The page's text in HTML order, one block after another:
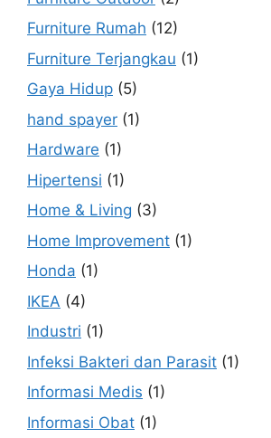
Furniture Rumah (12)
Furniture Terjangkau (1)
Gaya Hidup (5)
hand spayer (1)
Hardware (1)
Hipertensi (1)
Home & Living (3)
Home Improvement (1)
Honda (1)
IKEA (4)
Industri (1)
Infeksi Bakteri dan Parasit (1)
Informasi Medis (1)
Informasi Obat (1)